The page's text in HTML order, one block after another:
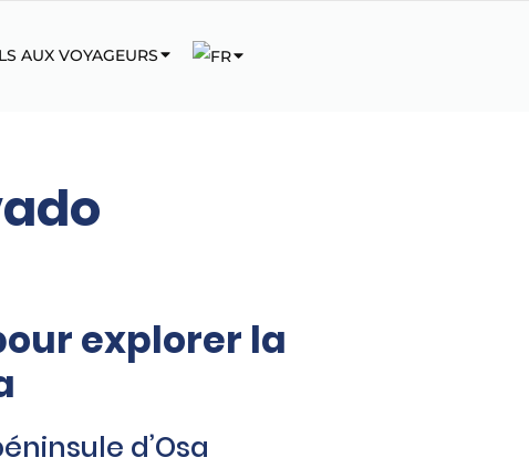
AUX VOYAGEURS
explorer la
d’Osa